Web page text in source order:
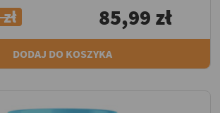
85,99 zł
DODAJ DO KOSZYKA